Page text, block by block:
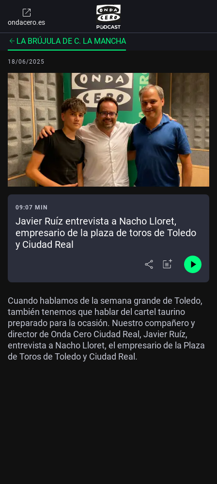
ondacero.es
LA BRÚJULA DE C. LA MANCHA
18/06/2025
09:07 MIN
Javier Ruíz entrevista a Nacho Lloret,
empresario de la plaza de toros de Toledo
y Ciudad Real
Cuando hablamos de la semana grande de Toledo,
también tenemos que hablar del cartel taurino
preparado para la ocasión. Nuestro compañero y
director de Onda Cero Ciudad Real, Javier Ruíz,
entrevista a Nacho Lloret, el empresario de la Plaza
de Toros de Toledo y Ciudad Real.